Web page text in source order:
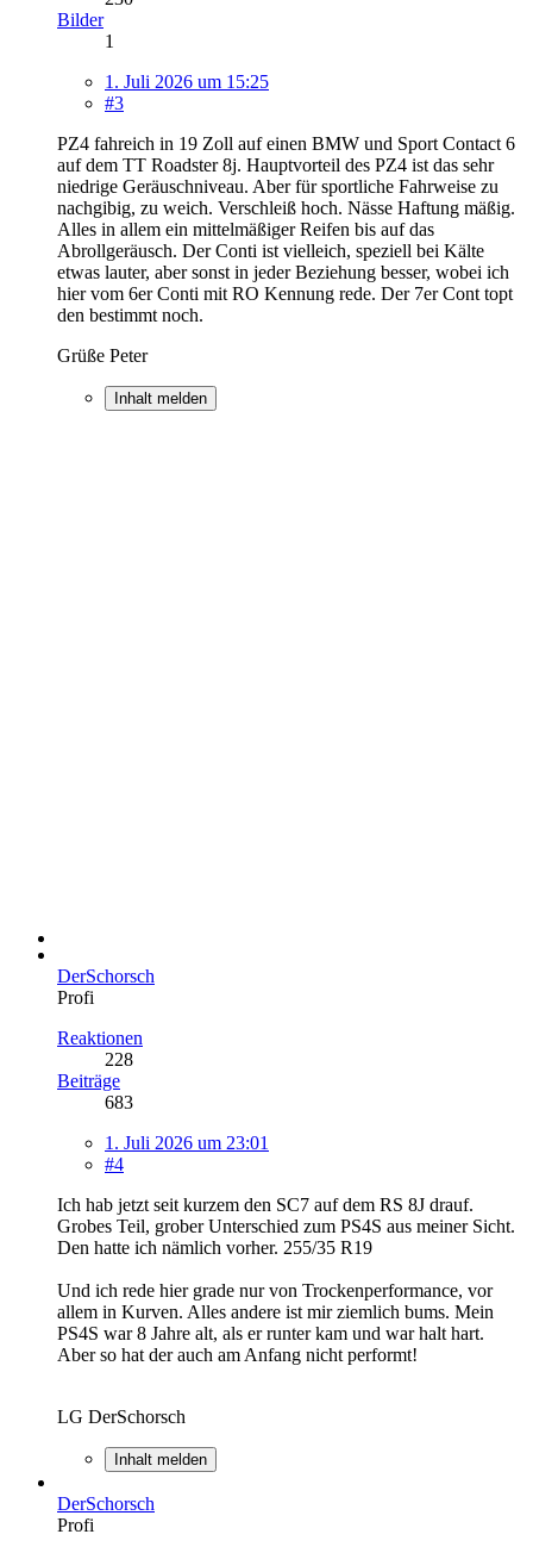
Bilder
1
1. Juli 2026 um 15:25
#3
PZ4 fahreich in 19 Zoll auf einen BMW und Sport Contact 6
auf dem TT Roadster 8j. Hauptvorteil des PZ4 ist das sehr
niedrige Geräuschniveau. Aber für sportliche Fahrweise zu
nachgibig, zu weich. Verschleiß hoch. Nässe Haftung mäßig.
Alles in allem ein mittelmäßiger Reifen bis auf das
Abrollgeräusch. Der Conti ist vielleich, speziell bei Kälte
etwas lauter, aber sonst in jeder Beziehung besser, wobei ich
hier vom 6er Conti mit RO Kennung rede. Der 7er Cont topt
den bestimmt noch.
Grüße Peter
Inhalt melden
DerSchorsch
Profi
Reaktionen
228
Beiträge
683
1. Juli 2026 um 23:01
#4
Ich hab jetzt seit kurzem den SC7 auf dem RS 8J drauf.
Grobes Teil, grober Unterschied zum PS4S aus meiner Sicht.
Den hatte ich nämlich vorher. 255/35 R19
Und ich rede hier grade nur von Trockenperformance, vor
allem in Kurven. Alles andere ist mir ziemlich bums. Mein
PS4S war 8 Jahre alt, als er runter kam und war halt hart.
Aber so hat der auch am Anfang nicht performt!
LG DerSchorsch
Inhalt melden
DerSchorsch
Profi